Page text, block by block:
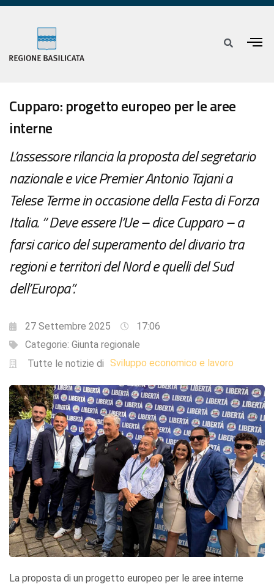
Cupparo: progetto europeo per le aree
interne
L’assessore rilancia la proposta del segretario
nazionale e vice Premier Antonio Tajani a
Telese Terme in occasione della Festa di Forza
Italia. “ Deve essere l’Ue – dice Cupparo – a
farsi carico del superamento del divario tra
regioni e territori del Nord e quelli del Sud
dell’Europa”.
27 Settembre 2025
17:06
Categorie: Giunta regionale
Tutte le notizie di Sviluppo economico e lavoro
La proposta di un progetto europeo per le aree interne